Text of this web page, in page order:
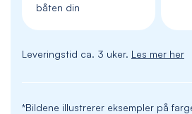
båten din
Leveringstid ca. 3 uker. Les mer her
*Bildene illustrerer eksempler på